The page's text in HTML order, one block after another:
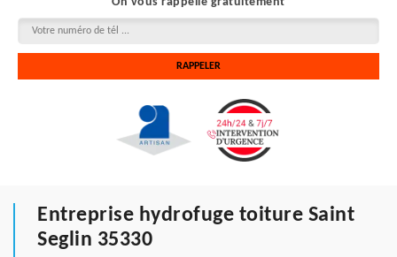
Entreprise hydrofuge toiture Saint
Seglin 35330